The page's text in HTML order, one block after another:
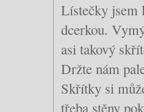
Lístečky jsem
dcerkou.
asi takový
Držte nám
Skřítky si
třeba stěny